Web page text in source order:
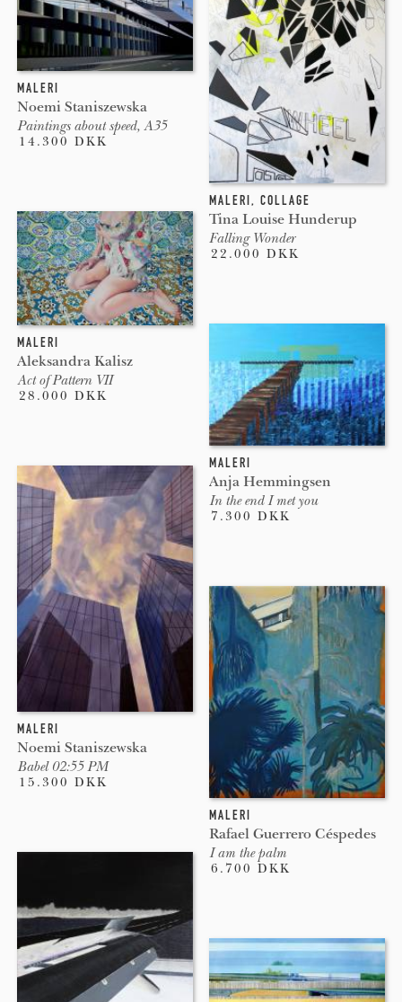
MALERI
Noemi Staniszewska
Paintings about speed, A35
14.300 DKK
MALERI
Aleksandra Kalisz
Act of Pattern VII
28.000 DKK
MALERI
Noemi Staniszewska
Babel 02:55 PM
15.300 DKK
MALERI , COLLAGE
Tina Louise Hunderup
Falling Wonder
22.000 DKK
MALERI
Anja Hemmingsen
In the end I met you
7.300 DKK
MALERI
Rafael Guerrero Céspedes
I am the palm
6.700 DKK